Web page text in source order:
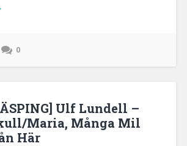
0
ÄSPING] Ulf Lundell –
Maria, Många Mil
Här